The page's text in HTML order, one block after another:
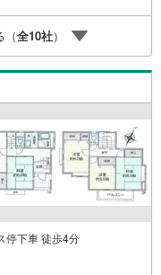
（全10社）
停下車 徒歩4分